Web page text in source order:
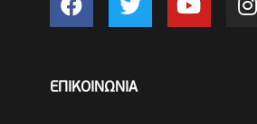
ΕΠΙΚΟΙΝΩΝΙΑ